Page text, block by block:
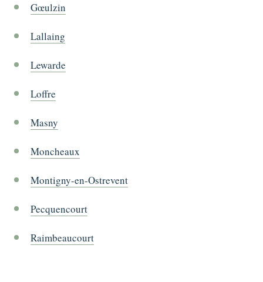
Gœulzin
Lallaing
Lewarde
Loffre
Masny
Moncheaux
Montigny-en-Ostrevent
Pecquencourt
Raimbeaucourt